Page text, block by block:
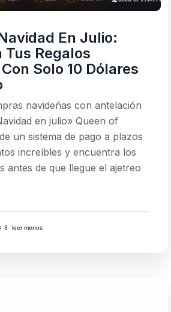
En Julio:
Tus Regalos
Solo 10 Dólares
navideñas con antelación
en julio» Queen of
un sistema de pago a plazos
increíbles y encuentra los
antes de que llegue el ajetreo
3 leer menos